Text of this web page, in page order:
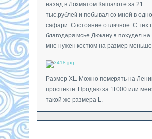
назад в Лохматом Кашалоте за 21
тыс.рублей и побывал со мной в
сафари. Состояние отличное. С тех
благодаря мсье Дюкану я похудел на
мне нужен костюм на размер меньше.
Размер XL. Можно померять на
проспекте. Продаю за 11000 или
такой же размера L.